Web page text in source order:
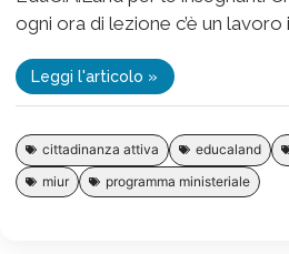
ogni ora di lezione c’è un
Leggi l'articolo »
cittadinanza attiva educaland
miur
programma ministeriale